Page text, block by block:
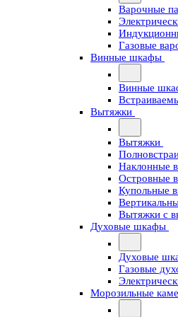
Варочные
Газовые
Винные шкафы
Винные
Вытяжки
Вытяжки
Наклонные
Островные
Купольные
Вытяжки с
Духовые шкафы
Духовые
Газовые
Морозильные